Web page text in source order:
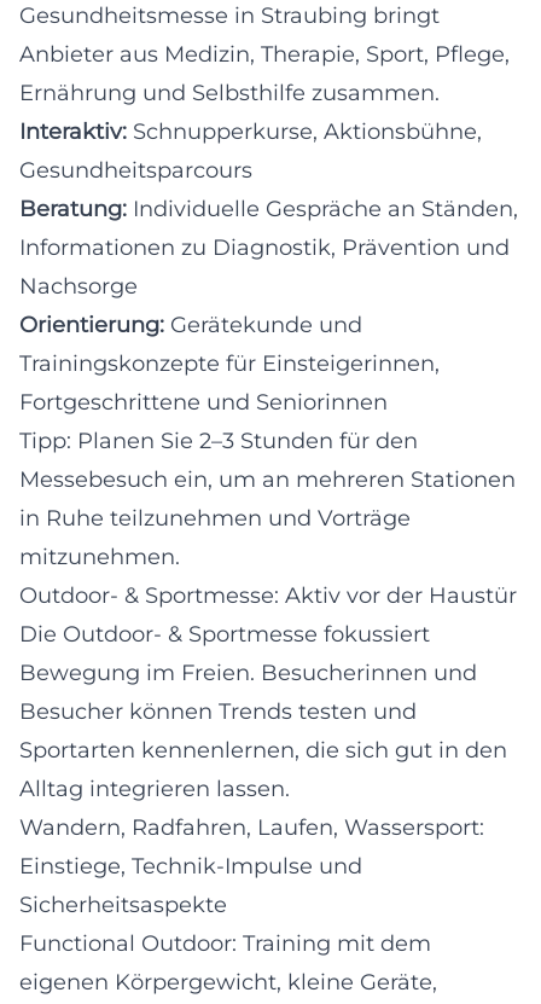
Gesundheitsmesse in Straubing bringt
Anbieter aus Medizin, Therapie, Sport, Pflege,
Ernährung und Selbsthilfe zusammen.
Interaktiv: Schnupperkurse, Aktionsbühne,
Gesundheitsparcours
Beratung: Individuelle Gespräche an Ständen,
Informationen zu Diagnostik, Prävention und
Nachsorge
Orientierung: Gerätekunde und
Trainingskonzepte für Einsteigerinnen,
Fortgeschrittene und Seniorinnen
Tipp: Planen Sie 2–3 Stunden für den
Messebesuch ein, um an mehreren Stationen
in Ruhe teilzunehmen und Vorträge
mitzunehmen.
Outdoor- & Sportmesse: Aktiv vor der Haustür
Die Outdoor- & Sportmesse fokussiert
Bewegung im Freien. Besucherinnen und
Besucher können Trends testen und
Sportarten kennenlernen, die sich gut in den
Alltag integrieren lassen.
Wandern, Radfahren, Laufen, Wassersport:
Einstiege, Technik-Impulse und
Sicherheitsaspekte
Functional Outdoor: Training mit dem
eigenen Körpergewicht, kleine Geräte,